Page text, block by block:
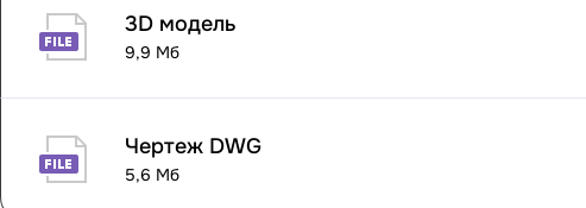
3D модель
9,9 Мб
Чертеж DWG
5,6 Мб